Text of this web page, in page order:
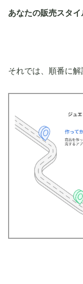
あなたの販売スタイ
それでは、順番に解